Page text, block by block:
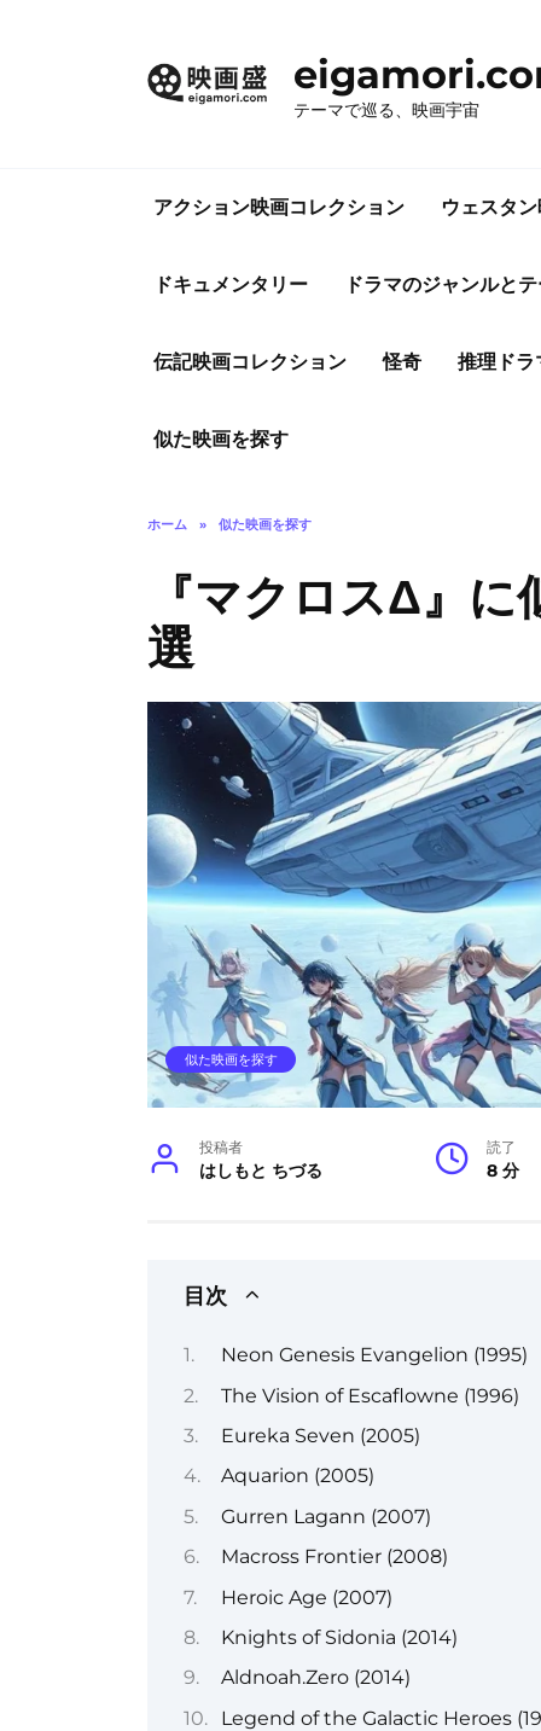
テーマで巡る、映画宇宙
アクション映画コレクション ウェスタ
ドキュメンタリー ドラマのジャンルと
伝記映画コレクション 怪奇 推理ドラ
似た映画を探す
ホーム » 似た映画を探す
『マクロスΔ』
選
似た映画を探す
投稿者
はしもと ちづる
読了
8 分
目次
Neon Genesis Evangelion (1995)
The Vision of Escaflowne (1996)
Eureka Seven (2005)
Aquarion (2005)
Gurren Lagann (2007)
Macross Frontier (2008)
Heroic Age (2007)
Knights of Sidonia (2014)
Aldnoah.Zero (2014)
Legend of the Galactic Heroes